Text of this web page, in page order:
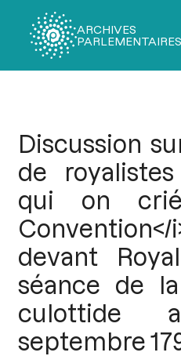
ARCHIVES
PARLEMENTAIRES
Discussion
de
qui on
Convention</
devant
séance de
culottide
septembre